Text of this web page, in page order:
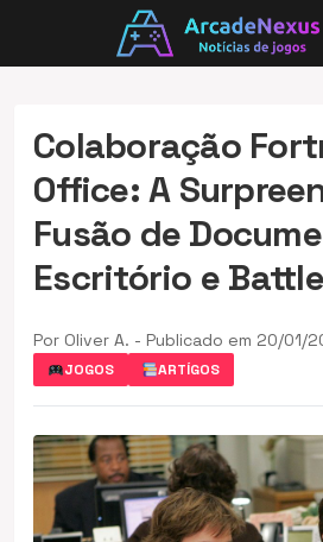
Colaboração
Office: A
Fusão de
Escritório e
Por Oliver A. - Publicado em 20/01/
JOGOS ARTÍGOS